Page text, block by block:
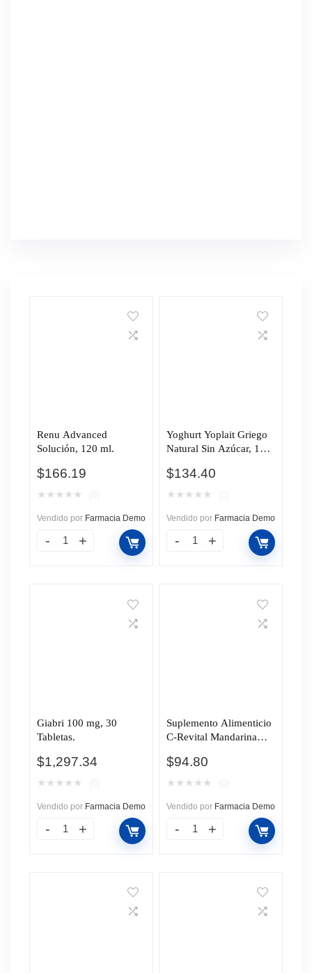
Renu Advanced
Solución, 120 ml.
$166.19
★ ★ ★ ★ ★
Vendido por Farmacia Demo
Yoghurt Yoplait Griego
Natural Sin Azúcar, 1
$134.40
★ ★ ★ ★ ★
Vendido por Farmacia Demo
Giabri 100 mg, 30
Tabletas.
$1,297.34
★ ★ ★ ★ ★
Vendido por Farmacia Demo
Suplemento Alimenticio
C-Revital Mandarina
$94.80
★ ★ ★ ★ ★
Vendido por Farmacia Demo